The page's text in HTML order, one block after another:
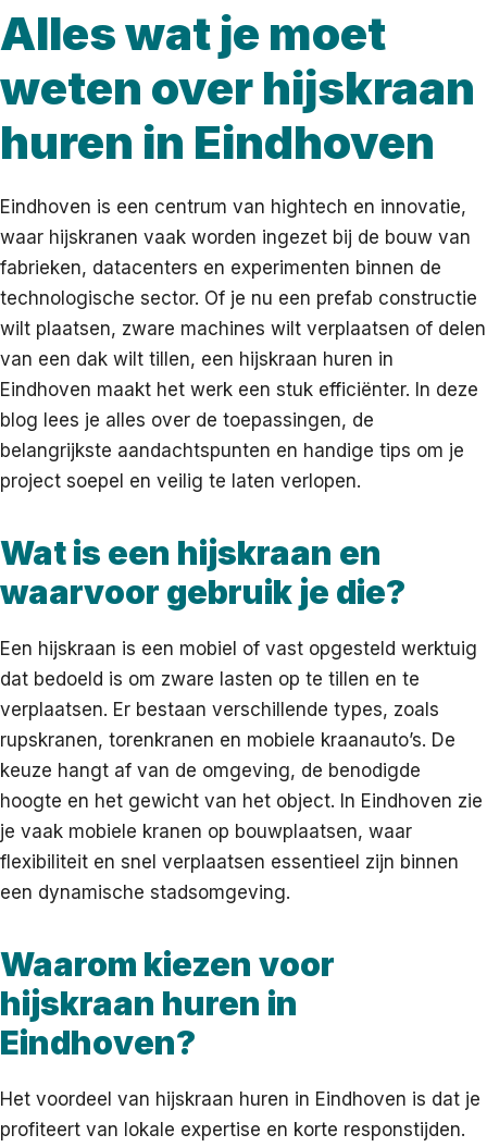
Alles wat je moet
weten over hijskraan
huren in Eindhoven
Eindhoven is een centrum van hightech en innovatie,
waar hijskranen vaak worden ingezet bij de bouw van
fabrieken, datacenters en experimenten binnen de
technologische sector. Of je nu een prefab constructie
wilt plaatsen, zware machines wilt verplaatsen of delen
van een dak wilt tillen, een hijskraan huren in
Eindhoven maakt het werk een stuk efficiënter. In deze
blog lees je alles over de toepassingen, de
belangrijkste aandachtspunten en handige tips om je
project soepel en veilig te laten verlopen.
Wat is een hijskraan en
waarvoor gebruik je die?
Een hijskraan is een mobiel of vast opgesteld werktuig
dat bedoeld is om zware lasten op te tillen en te
verplaatsen. Er bestaan verschillende types, zoals
rupskranen, torenkranen en mobiele kraanauto’s. De
keuze hangt af van de omgeving, de benodigde
hoogte en het gewicht van het object. In Eindhoven zie
je vaak mobiele kranen op bouwplaatsen, waar
flexibiliteit en snel verplaatsen essentieel zijn binnen
een dynamische stadsomgeving.
Waarom kiezen voor
hijskraan huren in
Eindhoven?
Het voordeel van hijskraan huren in Eindhoven is dat je
profiteert van lokale expertise en korte responstijden.